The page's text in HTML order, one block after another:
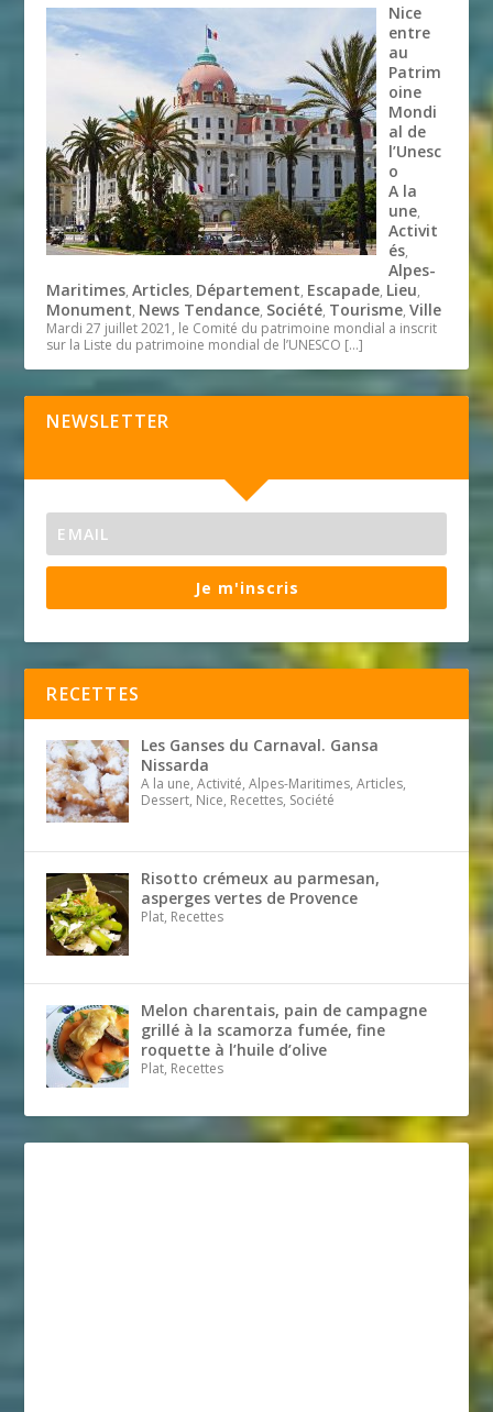
Nice
entre
au
Patrim
oine
Mondi
al de
l’Unesc
o
A la
une,
Activit
és,
Alpes-
Maritimes,Articles, Département, Escapade, Lieu,
Monument, News Tendance, Société, Tourisme,Ville
Mardi 27 juillet 2021, le Comité du patrimoine mondial a inscrit
sur la Liste du patrimoine mondial de l’UNESCO […]
NEWSLETTER
Je m'inscris
RECETTES
Les Ganses du Carnaval. Gansa
Nissarda
A la une, Activité, Alpes-Maritimes, Articles,
Dessert, Nice, Recettes, Société
Risotto crémeux au parmesan,
asperges vertes de Provence
Plat, Recettes
Melon charentais, pain de campagne
grillé à la scamorza fumée, fine
roquette à l’huile d’olive
Plat, Recettes